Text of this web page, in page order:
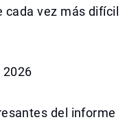
vez más difícil
2026
del informe